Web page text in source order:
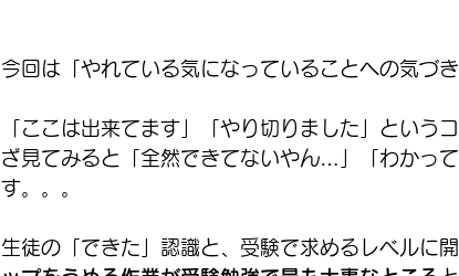
今回は「やれている気になっていることへの気づ
「ここは出来てます」「やり切りました」という
ざ見てみると「全然できてないやん…」「わかっ
す。。。
生徒の「できた」認識と、受験で求めるレベルに